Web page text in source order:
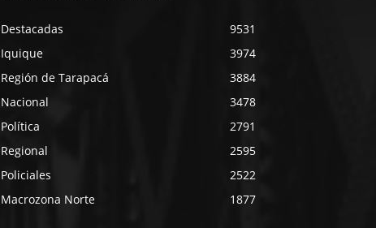
Destacadas
9531
Iquique
3974
Región de Tarapacá
3884
Nacional
3478
Política
2791
Regional
2595
Policiales
2522
Macrozona Norte
1877